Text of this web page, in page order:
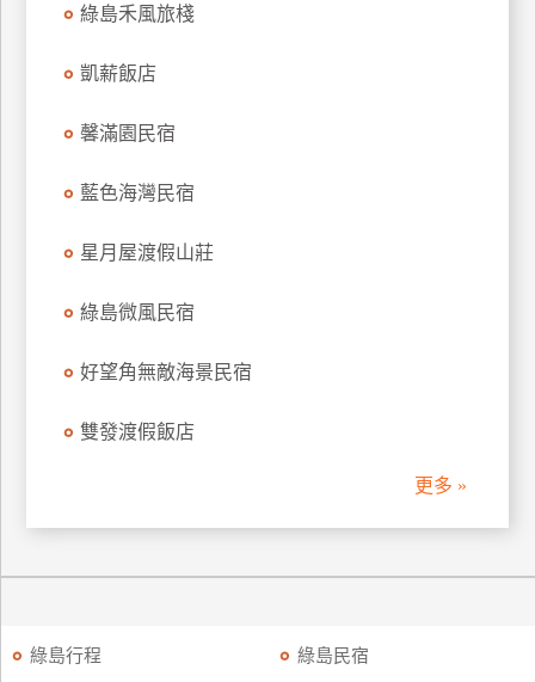
綠島禾風旅棧
凱薪飯店
馨滿園民宿
藍色海灣民宿
星月屋渡假山莊
綠島微風民宿
好望角無敵海景民宿
雙發渡假飯店
更多 »
綠島行程 綠島民宿